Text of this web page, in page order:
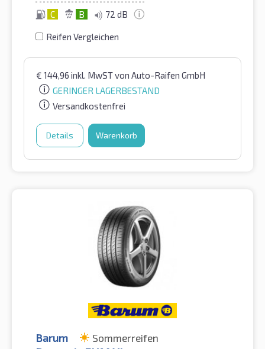
C B 72 dB
Reifen Vergleichen
€ 144,96 inkl. MwSTvon Auto-Raifen GmbH
GERINGER LAGERBESTAND
Versandkostenfrei
Details Warenkorb
Barum Sommerreifen